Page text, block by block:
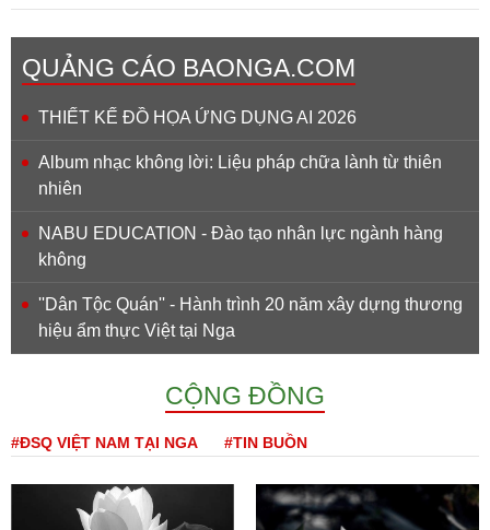
QUẢNG CÁO BAONGA.COM
THIẾT KẾ ĐỒ HỌA ỨNG DỤNG AI 2026
Album nhạc không lời: Liệu pháp chữa lành từ thiên
nhiên
NABU EDUCATION - Đào tạo nhân lực ngành hàng
không
''Dân Tộc Quán'' - Hành trình 20 năm xây dựng thương
hiệu ẩm thực Việt tại Nga
CỘNG ĐỒNG
#ĐSQ VIỆT NAM TẠI NGA #TIN BUỒN